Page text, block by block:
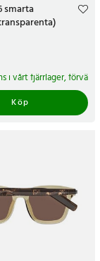
7 arbetsdagar
smarta
i vårt fjärrlager,
Köp